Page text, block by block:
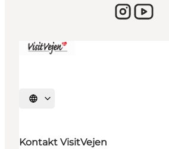
Vælg sprog
Kontakt VisitVejen